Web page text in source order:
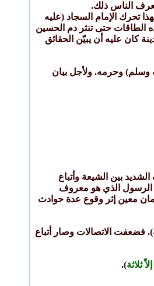
الناس ذلك.
تحرك الإمام السجاد (عليه
الطاقات حتى تنثر دم الحسين
كان عليه أن يبيّن الحقائق
وسلم) وحرمه. ولأجل بيان
بين الشيعة وأتباع
الرسول الذي هو معروف
زمان معين إثر وقوع عدة حوادث
فضعفت الاتصالات وصار أتباع
ثلاثة).